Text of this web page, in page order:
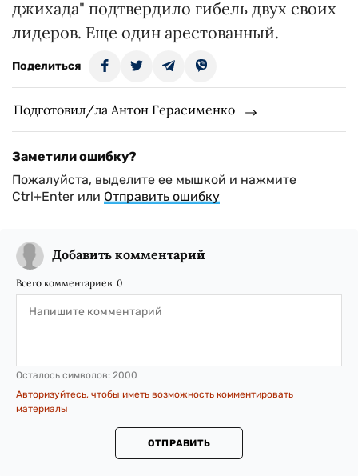
джихада" подтвердило гибель двух своих
лидеров. Еще один арестованный.
Поделиться
Подготовил/ла Антон Герасименко
Заметили ошибку?
Пожалуйста, выделите ее мышкой и нажмите
Ctrl+Enter или Отправить ошибку
Добавить комментарий
Всего комментариев: 0
Осталось символов: 2000
Авторизуйтесь, чтобы иметь возможность комментировать
материалы
ОТПРАВИТЬ